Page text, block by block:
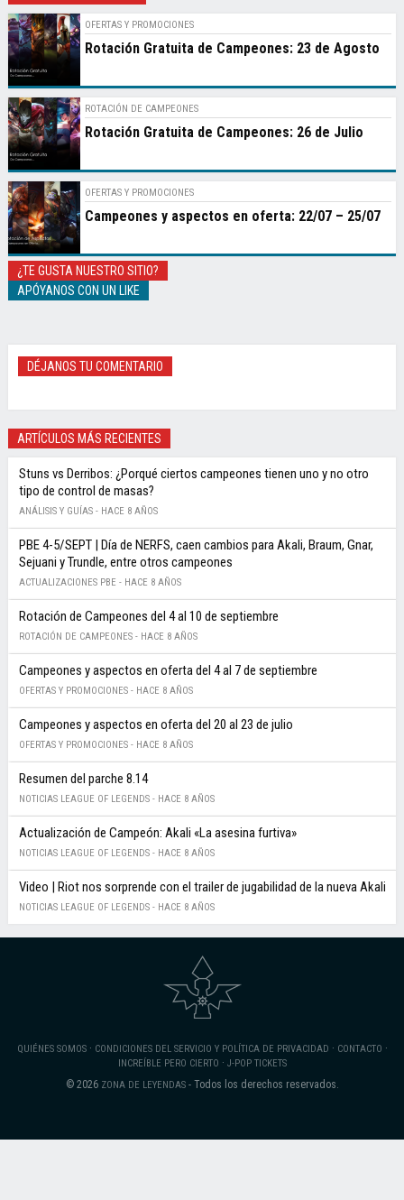
OFERTAS Y PROMOCIONES
Rotación Gratuita de Campeones: 23 de Agosto
ROTACIÓN DE CAMPEONES
Rotación Gratuita de Campeones: 26 de Julio
OFERTAS Y PROMOCIONES
Campeones y aspectos en oferta: 22/07 – 25/07
¿TE GUSTA NUESTRO SITIO?
APÓYANOS CON UN LIKE
DÉJANOS TU COMENTARIO
ARTÍCULOS MÁS RECIENTES
Stuns vs Derribos: ¿Porqué ciertos campeones tienen uno y no otro
tipo de control de masas?
ANÁLISIS Y GUÍAS - HACE 8 AÑOS
PBE 4-5/SEPT | Día de NERFS, caen cambios para Akali, Braum, Gnar,
Sejuani y Trundle, entre otros campeones
ACTUALIZACIONES PBE - HACE 8 AÑOS
Rotación de Campeones del 4 al 10 de septiembre
ROTACIÓN DE CAMPEONES - HACE 8 AÑOS
Campeones y aspectos en oferta del 4 al 7 de septiembre
OFERTAS Y PROMOCIONES - HACE 8 AÑOS
Campeones y aspectos en oferta del 20 al 23 de julio
OFERTAS Y PROMOCIONES - HACE 8 AÑOS
Resumen del parche 8.14
NOTICIAS LEAGUE OF LEGENDS - HACE 8 AÑOS
Actualización de Campeón: Akali «La asesina furtiva»
NOTICIAS LEAGUE OF LEGENDS - HACE 8 AÑOS
Video | Riot nos sorprende con el trailer de jugabilidad de la nueva Akali
NOTICIAS LEAGUE OF LEGENDS - HACE 8 AÑOS
QUIÉNES SOMOS· CONDICIONES DEL SERVICIO Y POLÍTICA DE PRIVACIDAD · CONTACTO ·
INCREÍBLE PERO CIERTO · J-POP TICKETS
© 2026 ZONA DE LEYENDAS- Todos los derechos reservados.